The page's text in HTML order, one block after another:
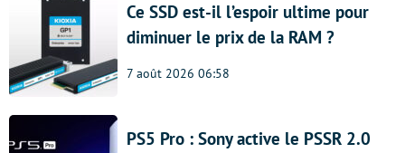
Ce SSD est-il l’espoir ultime pour
diminuer le prix de la RAM ?
7 août 2026 06:58
PS5 Pro : Sony active le PSSR 2.0